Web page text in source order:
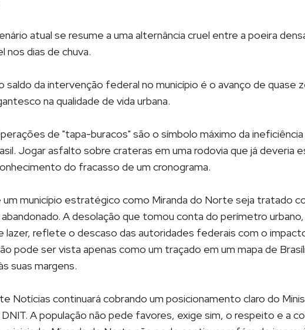
atual se resume a uma alternância cruel entre a poeira
nos dias de chuva.
da intervenção federal no município é o avanço de quase
na qualidade de vida urbana.
de "tapa-buracos" são o símbolo máximo da
Jogar asfalto sobre crateras em uma rodovia que já deveria
do fracasso de um cronograma.
um município estratégico como Miranda do Norte seja tratado
A desolação que tomou conta do perímetro
lazer, reflete o descaso das autoridades federais com o
pode ser vista apenas como um traçado em um mapa de
suas margens.
Notícias continuará cobrando um posicionamento claro do
A população não pede favores, exige sim, o respeito e a